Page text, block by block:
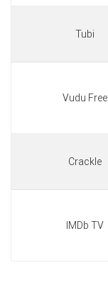
Tubi
Vudu Free
Crackle
IMDb TV